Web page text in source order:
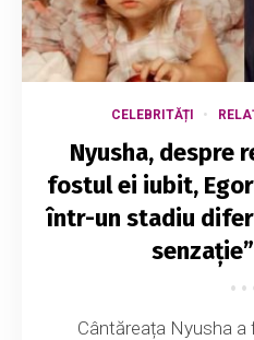
CELEBRITĂȚI
Nyusha, despre
fostul ei iubit,
într-un stadiu
Cântăreața Nyusha